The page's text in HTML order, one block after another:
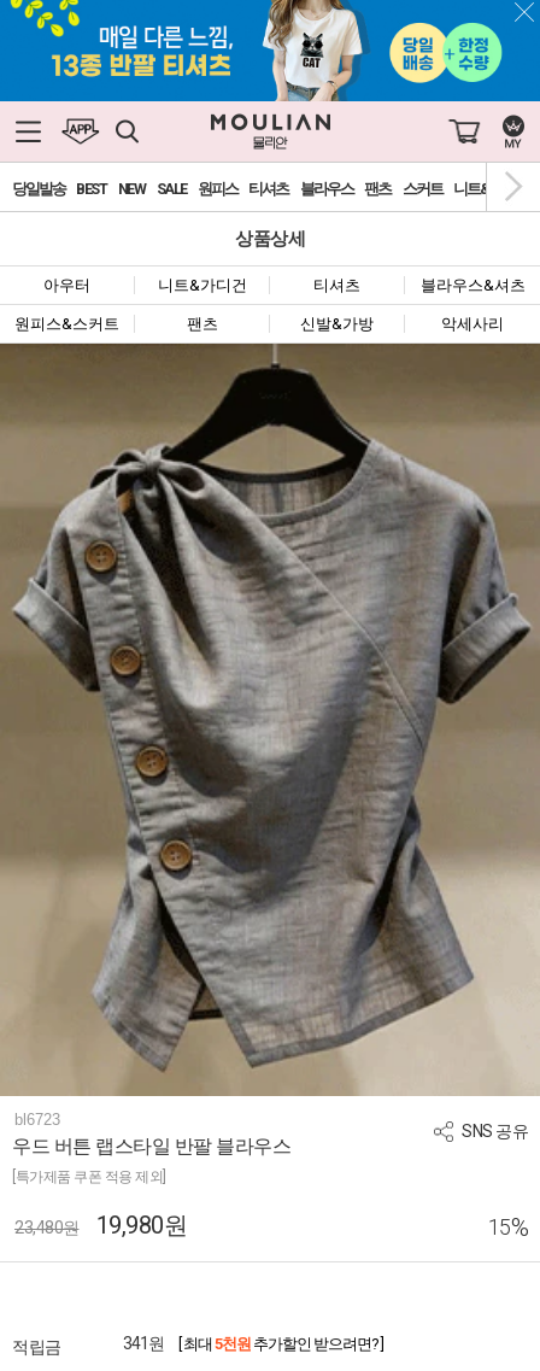
당일발송 BEST NEW SALE 원피스 티셔츠 블라우스 팬츠 스커트 니트&가디건
상품상세
아우터 니트&가디건 티셔츠 블라우스&셔츠
원피스&스커트 팬츠 신발&가방 악세사리
SNS 공유
bl6723
우드 버튼 랩스타일 반팔 블라우스
[특가제품 쿠폰 적용 제외]
23,480원 19,980원 15%
적립금 341원 [ 최대 5천원 추가할인 받으려면? ]